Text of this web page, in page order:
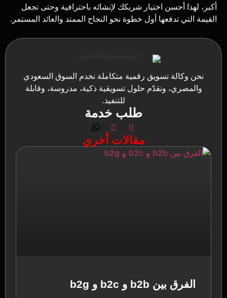
نحن وكالة تسويق رقمية متكاملة نخدم السوق السعودي
والمصري، ونقدّم حلول تسويقية ذكية، مدروسة، وقابلة
للتنفيذ.
طلب خدمة
مقالات أخري
الفرق بين b2b و b2c و b2g
أكبر، لهذا أحسن اختيار شريكك لإنشائه باحترافية وحتى تجعل
القيمة التي تدفعها أول خطوة نحو النجاح الممتد والعائد المستمر.